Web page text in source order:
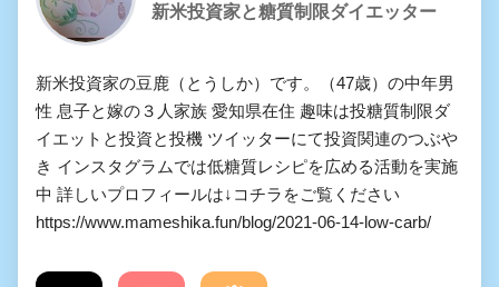
新米投資家と糖質制限ダイエッター
新米投資家の豆鹿（とうしか）です。（47歳）の中年男
性 息子と嫁の３人家族 愛知県在住 趣味は投糖質制限ダ
イエットと投資と投機 ツイッターにて投資関連のつぶや
き インスタグラムでは低糖質レシピを広める活動を実施
中 詳しいプロフィールは↓コチラをご覧ください
https://www.mameshika.fun/blog/2021-06-14-low-carb/